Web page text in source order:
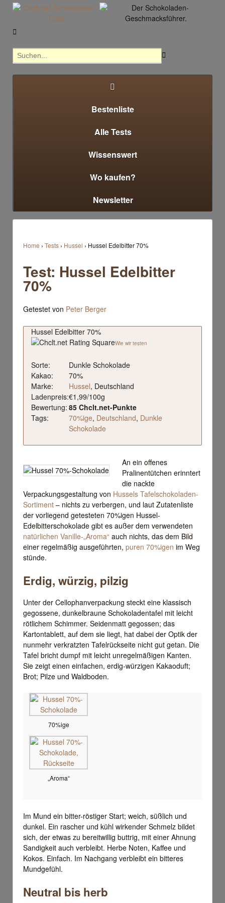



Bestenliste
Alle Tests
Wissenswert
Wo kaufen?
Newsletter
Home › Tests › Hussel › Hussel Edelbitter 70%
Test: Hussel Edelbitter
70%
Getestet von Peter Berger
Hussel Edelbitter 70%
Wie wir testen
Sorte:
Dunkle Schokolade
Kakao:
70%
Marke:
Hussel, Deutschland
Ladenpreis:€1,99/100g
Bewertung: 85 Chclt.net-Punkte
Tags:
70%ige, Deutschland, Dunkle
Schokolade
An ein offenes
Pralinentütchen erinntert
die nackte
Verpackungsgestaltung von Hussels Tafelschokoladen-
Sortiment – nichts zu verbergen, und laut Zutatenliste
der vorliegend getesteten 70%igen Hussel-
Edelbitterschokolade gibt es außer dem verwendeten
natürlichen Vanille-„Aroma“ auch nichts, das dem Bild
einer regelmäßig ausgeführten, puren 70%igen im Weg
stünde.
Erdig, würzig, pilzig
Unter der Cellophanverpackung steckt eine klassisch
gegossene, dunkelbraune Schokoladentafel mit leicht
rötlichem Schimmer. Seidenmatt gegossen; das
Kartontablett, auf dem sie liegt, hat dabei der Optik der
nunmehr verkratzten Tafelrückseite nicht gut getan. Die
Tafel bricht dumpf mit leicht unregelmäßigen Kanten.
Sie zeigt einen einfachen, erdig-würzigen Kakaoduft;
Brot; Pilze und Waldboden.
70%ige
„Aroma“
Im Mund ein bitter-röstiger Start; weich, süßlich und
dunkel. Ein rascher und kühl wirkender Schmelz bildet
sich, der etwas zu bereitwillig buttrig, mit einer Ahnung
Sandigkeit auch verbleibt. Herbe Noten, Kaffee und
Kokos. Einfach. Im Nachgang verbleibt ein bitteres
Mundgefühl.
Neutral bis herb